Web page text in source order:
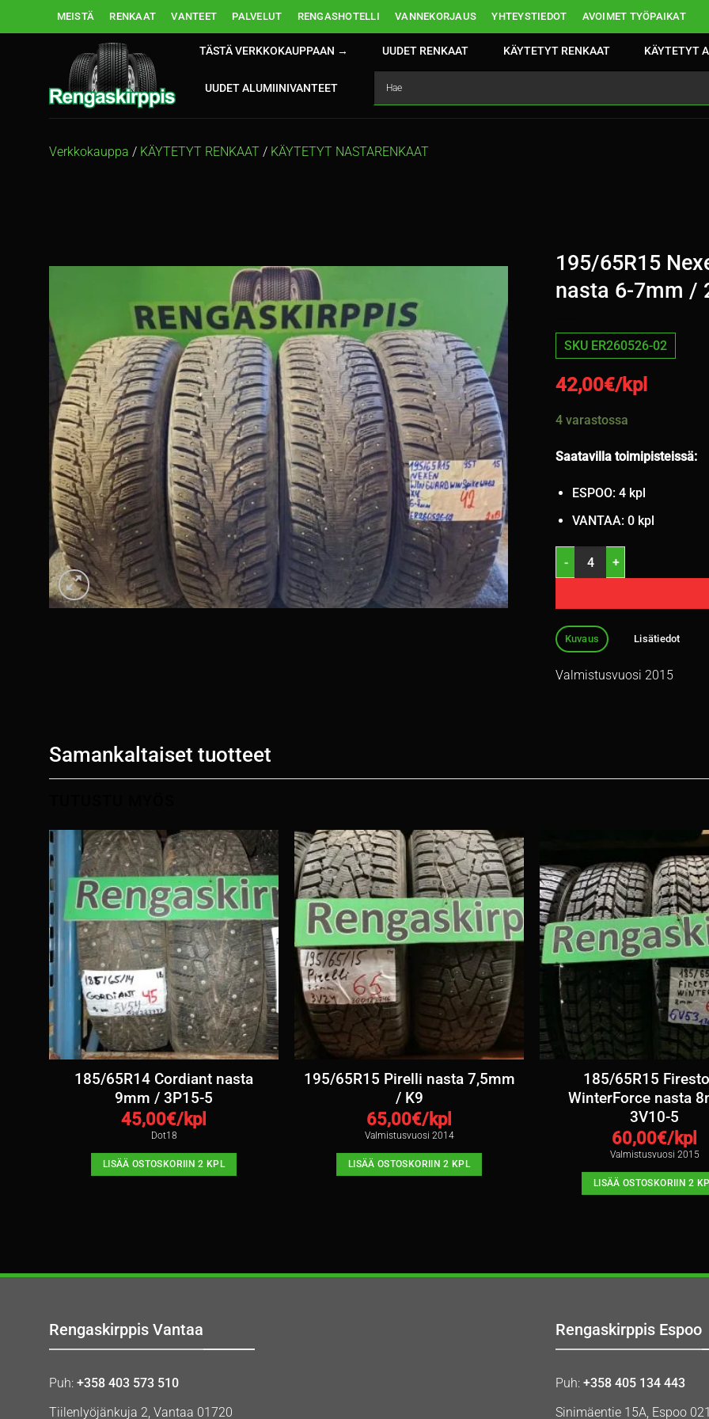
MEISTÄ RENKAAT VANTEET PALVELUT RENGASHOTELLI VANNEKORJAUS YHTEYSTIEDOT AVOIMET TYÖPAIKAT
TÄSTÄ VERKKOKAUPPAAN → UUDET RENKAAT KÄYTETYT RENKAAT KÄYTETYT
UUDET ALUMIINIVANTEET
Verkkokauppa / KÄYTETYT RENKAAT / KÄYTETYT NASTARENKAAT
195/65R15
nasta 6-7mm /
SKU ER260526-02
42,00€/kpl
4 varastossa
Saatavilla toimipisteissä:
ESPOO: 4 kpl
VANTAA: 0 kpl
195/65R15 Nexen Winguard
Kuvaus Lisätiedot
Valmistusvuosi 2015
Samankaltaiset tuotteet
185/65R14 Cordiant nasta
9mm / 3P15-5
45,00€/kpl
Dot18
LISÄÄ OSTOSKORIIN 2 KPL
195/65R15 Pirelli nasta 7,5mm
/ K9
65,00€/kpl
Valmistusvuosi 2014
LISÄÄ OSTOSKORIIN 2 KPL
185/65R15
WinterForce nasta
3V10-5
60,00€/kpl
Valmistusvuosi 2015
LISÄÄ OSTOSKORIIN 2
Rengaskirppis Vantaa
Puh: +358 403 573 510
Tiilenlyöjänkuja 2, Vantaa 01720
Rengaskirppis Espoo
Puh: +358 405 134 443
Sinimäentie 15A, Espoo